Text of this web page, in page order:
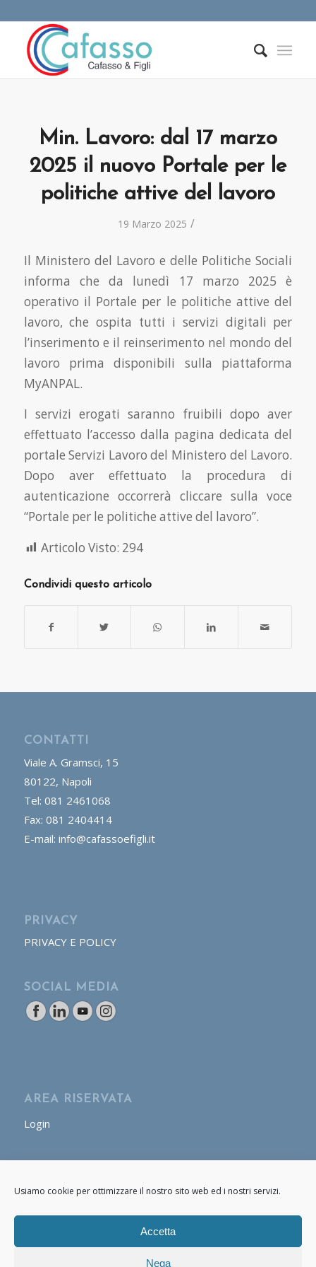
Usiamo cookie per ottimizzare il nostro sito web ed i nostri servizi.
Accetta
Nega
Min. Lavoro: dal 17 marzo
2025 il nuovo Portale per le
politiche attive del lavoro
19 Marzo 2025 /
Il Ministero del Lavoro e delle Politiche Sociali
informa che da lunedì 17 marzo 2025 è
operativo il Portale per le politiche attive del
lavoro, che ospita tutti i servizi digitali per
l’inserimento e il reinserimento nel mondo del
lavoro prima disponibili sulla piattaforma
MyANPAL.
I servizi erogati saranno fruibili dopo aver
effettuato l’accesso dalla pagina dedicata del
portale Servizi Lavoro del Ministero del Lavoro.
Dopo aver effettuato la procedura di
autenticazione occorrerà cliccare sulla voce
“Portale per le politiche attive del lavoro”.
Articolo Visto: 294
Condividi questo articolo
CONTATTI
Viale A. Gramsci, 15
80122, Napoli
Tel: 081 2461068
Fax: 081 2404414
E-mail: info@cafassoefigli.it
PRIVACY
PRIVACY E POLICY
SOCIAL MEDIA
AREA RISERVATA
Login